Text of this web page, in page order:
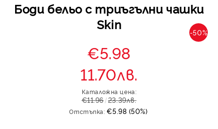
Боди бельо с триъгълни чашки
Skin
-50%
€5.98
11.70лв.
Каталожна цена:
€11.96 23.39лв.
Отстъпка: €5.98 (50%)